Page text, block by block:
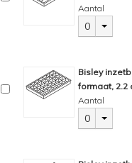
Aantal
0
Bisley
formaat, 2.2
Aantal
0